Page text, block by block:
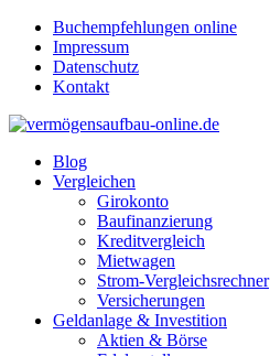
Buchempfehlungen online
Impressum
Datenschutz
Kontakt
Blog
Vergleichen
Girokonto
Baufinanzierung
Kreditvergleich
Mietwagen
Strom-Vergleichsrechner
Versicherungen
Geldanlage & Investition
Aktien & Börse